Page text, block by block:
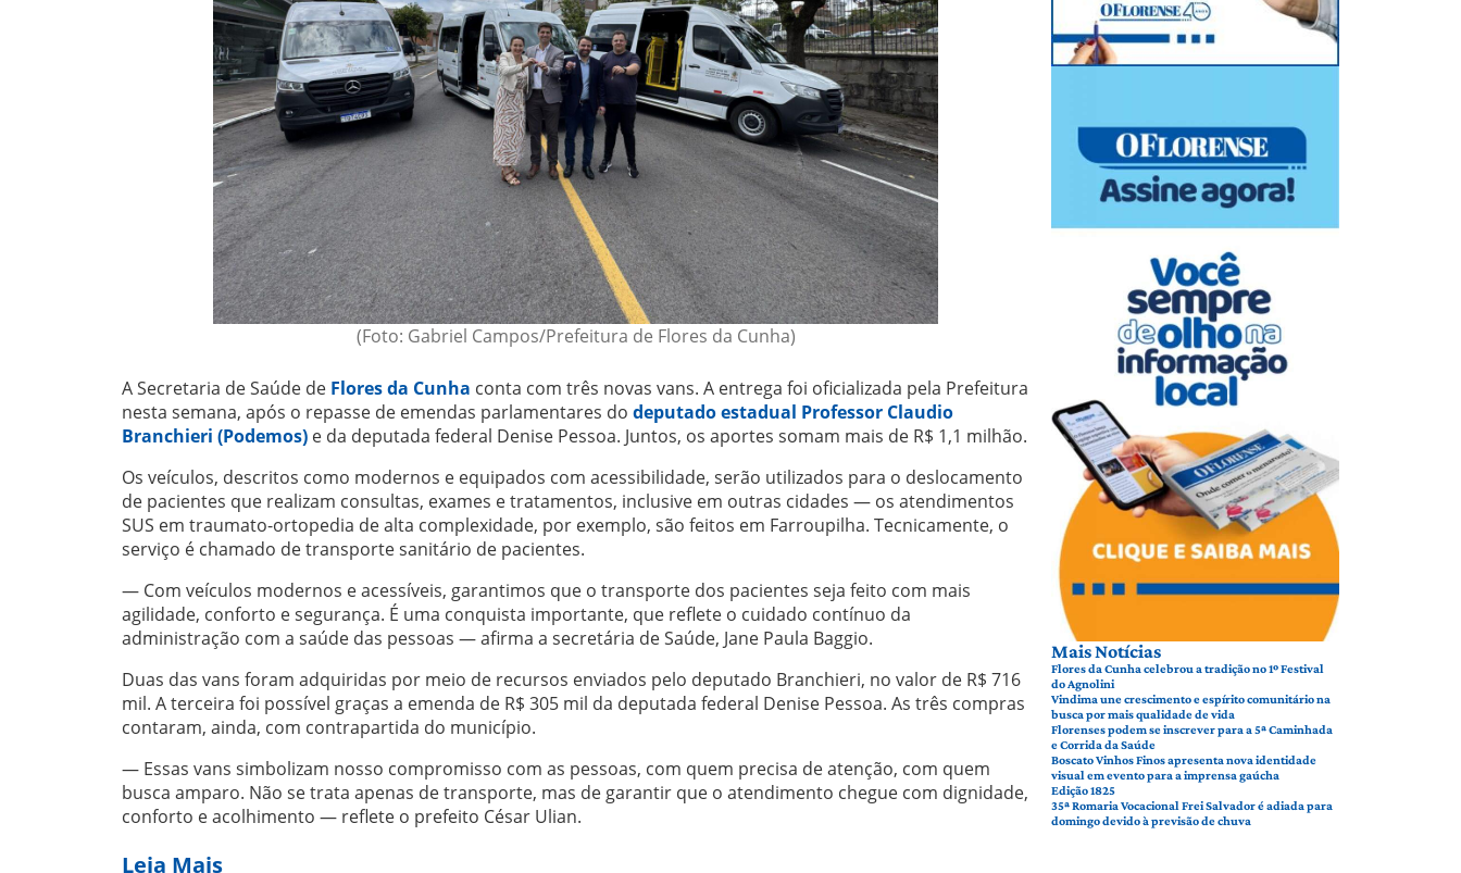
(Foto: Gabriel Campos/Prefeitura de Flores da Cunha)
A Secretaria de Saúde de Flores da Cunha conta com três novas vans. A entrega foi oficializada pela Prefeitura
nesta semana, após o repasse de emendas parlamentares do deputado estadual Professor Claudio
Branchieri (Podemos) e da deputada federal Denise Pessoa. Juntos, os aportes somam mais de R$ 1,1 milhão.
Os veículos, descritos como modernos e equipados com acessibilidade, serão utilizados para o deslocamento
de pacientes que realizam consultas, exames e tratamentos, inclusive em outras cidades — os atendimentos
SUS em traumato-ortopedia de alta complexidade, por exemplo, são feitos em Farroupilha. Tecnicamente, o
serviço é chamado de transporte sanitário de pacientes.
— Com veículos modernos e acessíveis, garantimos que o transporte dos pacientes seja feito com mais
agilidade, conforto e segurança. É uma conquista importante, que reflete o cuidado contínuo da
administração com a saúde das pessoas — afirma a secretária de Saúde, Jane Paula Baggio.
Duas das vans foram adquiridas por meio de recursos enviados pelo deputado Branchieri, no valor de R$ 716
mil. A terceira foi possível graças a emenda de R$ 305 mil da deputada federal Denise Pessoa. As três compras
contaram, ainda, com contrapartida do município.
— Essas vans simbolizam nosso compromisso com as pessoas, com quem precisa de atenção, com quem
busca amparo. Não se trata apenas de transporte, mas de garantir que o atendimento chegue com dignidade,
conforto e acolhimento — reflete o prefeito César Ulian.
Leia Mais
Mais Notícias
Flores da Cunha celebrou a tradição no 1º Festival
do Agnolini
Vindima une crescimento e espírito comunitário na
busca por mais qualidade de vida
Florenses podem se inscrever para a 5ª Caminhada
e Corrida da Saúde
Boscato Vinhos Finos apresenta nova identidade
visual em evento para a imprensa gaúcha
Edição 1825
35ª Romaria Vocacional Frei Salvador é adiada para
domingo devido à previsão de chuva